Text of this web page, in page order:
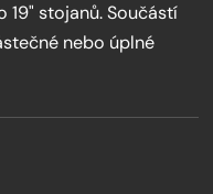
19" stojanů. Součástí
nebo úplné